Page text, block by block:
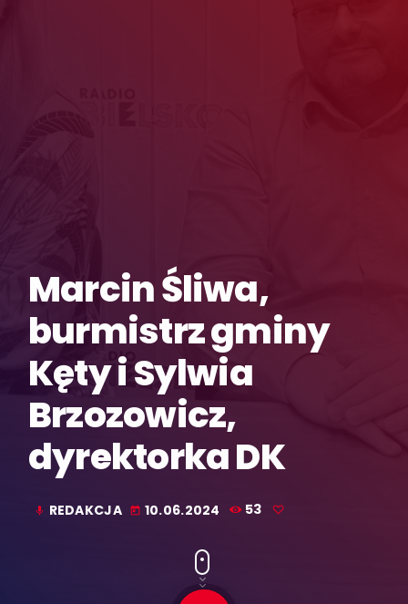
Marcin Śliwa,
burmistrz gminy
Kęty i Sylwia
Brzozowicz,
dyrektorka DK
mic REDAKCJA today 10.06.2024 53